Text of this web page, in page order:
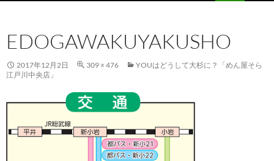
ン
ツ
へ
ス
EDOGAWAKUYAKUSHO
2017年12月2日 309 × 476
YOUはどうして大杉に？「めん屋そら
江戸川中央店」